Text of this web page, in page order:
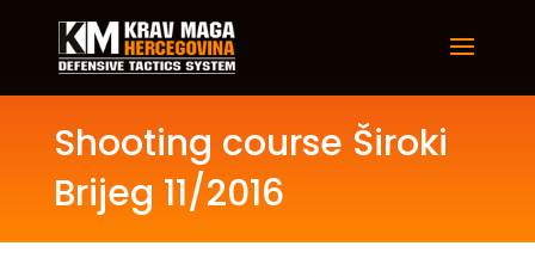
Shooting course Široki
Brijeg 11/2016